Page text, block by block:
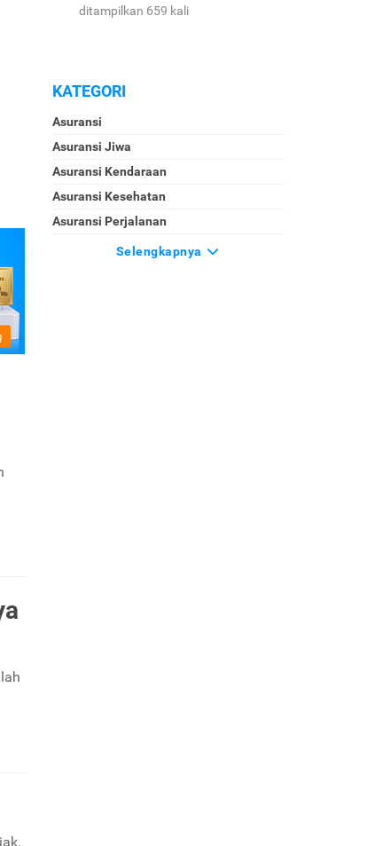
ditampilkan 659 kali
KATEGORI
Asuransi
Asuransi Jiwa
Asuransi Kendaraan
Asuransi Kesehatan
Asuransi Perjalanan
Selengkapnya